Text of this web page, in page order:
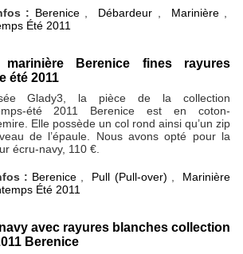
: Berenice, Débardeur , Marinière,
Été 2011
marinière Berenice fines rayures
été 2011
Glady3, la pièce de la collection
été 2011 Berenice est en coton-
Elle possède un col rond ainsi qu’un zip
de l’épaule. Nous avons opté pour la
écru-navy, 110 €.
: Berenice, Pull (Pull-over)
Marinière
Été 2011
avec rayures blanches collection
Berenice